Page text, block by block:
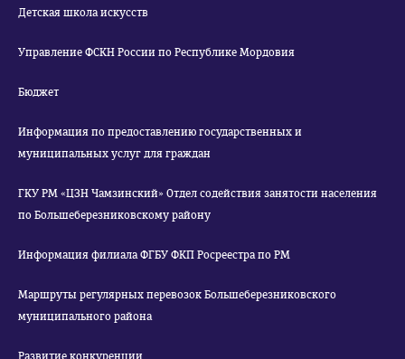
Детская школа искусств
Управление ФСКН России по Республике Мордовия
Бюджет
Информация по предоставлению государственных и
муниципальных услуг для граждан
ГКУ РМ «ЦЗН Чамзинский» Отдел содействия занятости населения
по Большеберезниковскому району
Информация филиала ФГБУ ФКП Росреестра по РМ
Маршруты регулярных перевозок Большеберезниковского
муниципального района
Развитие конкуренции